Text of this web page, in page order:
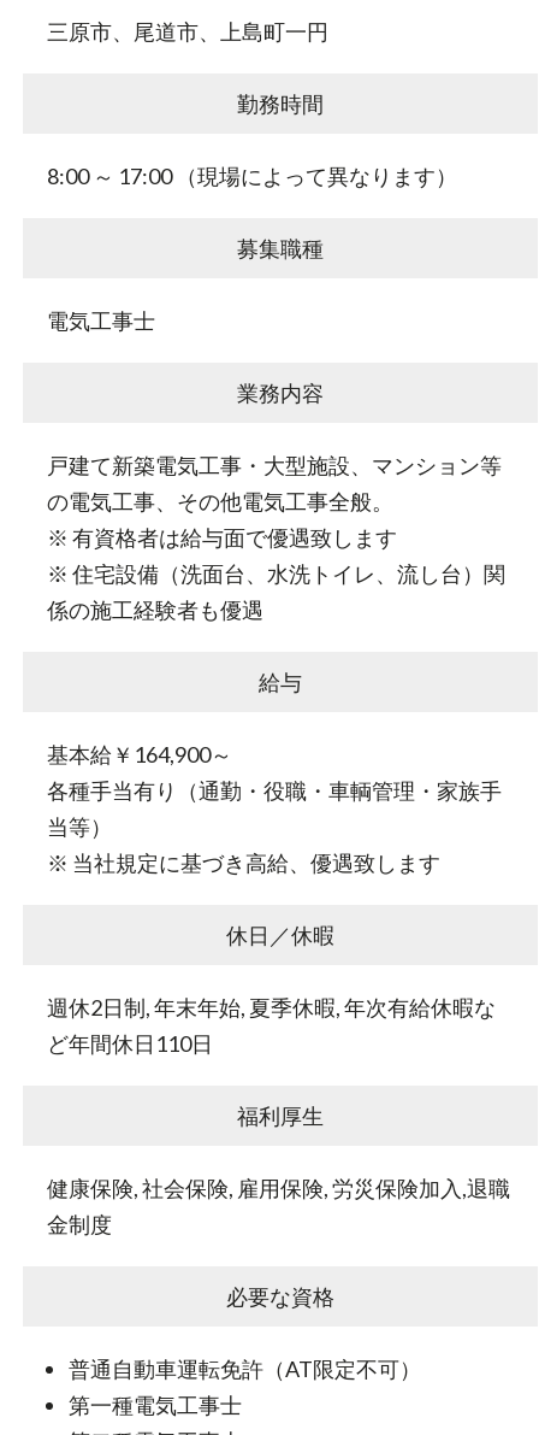
三原市、尾道市、上島町一円
勤務時間
8:00 ～ 17:00 （現場によって異なります）
募集職種
電気工事士
業務内容
戸建て新築電気工事・大型施設、マンション等
の電気工事、その他電気工事全般。
※ 有資格者は給与面で優遇致します
※ 住宅設備（洗面台、水洗トイレ、流し台）関
係の施工経験者も優遇
給与
基本給￥164,900～
各種手当有り（通勤・役職・車輌管理・家族手
当等）
※ 当社規定に基づき高給、優遇致します
休日／休暇
週休2日制, 年末年始, 夏季休暇, 年次有給休暇な
ど年間休日110日
福利厚生
健康保険, 社会保険, 雇用保険, 労災保険加入,退職
金制度
必要な資格
普通自動車運転免許（AT限定不可）
第一種電気工事士